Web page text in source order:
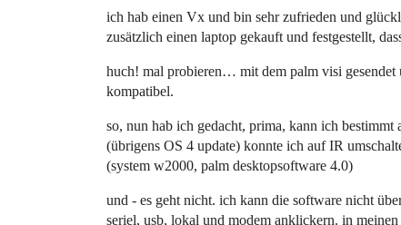
ich hab einen Vx und bin sehr zufrieden und
zusätzlich einen laptop gekauft und festgestellt,
huch! mal probieren… mit dem palm visi
kompatibel.
so, nun hab ich gedacht, prima, kann ich
(übrigens OS 4 update) konnte ich auf IR
(system w2000, palm desktopsoftware 4.0)
und - es geht nicht. ich kann die software nicht
seriel, usb, lokal und modem anklickern. in